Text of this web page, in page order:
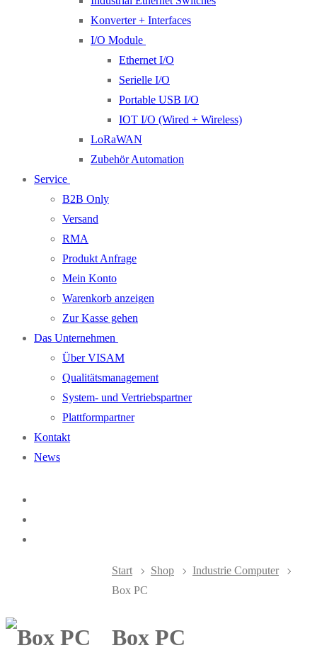
Konverter + Interfaces
I/O Module
Ethernet I/O
Serielle I/O
Portable USB I/O
IOT I/O (Wired + Wireless)
LoRaWAN
Zubehör Automation
Service
B2B Only
Versand
RMA
Produkt Anfrage
Mein Konto
Warenkorb anzeigen
Zur Kasse gehen
Das Unternehmen
Über VISAM
Qualitätsmanagement
System- und Vertriebspartner
Plattformpartner
Kontakt
News
Start Shop
Industrie Computer
Box PC
Box PC